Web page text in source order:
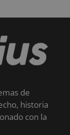
de
historia
con la